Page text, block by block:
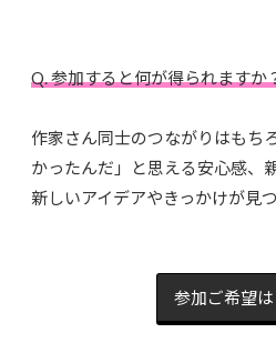
Q. 参加すると何が得られますか
作家さん同士のつながりはもち
かったんだ」と思える安心感、
新しいアイデアやきっかけが見
参加ご希望